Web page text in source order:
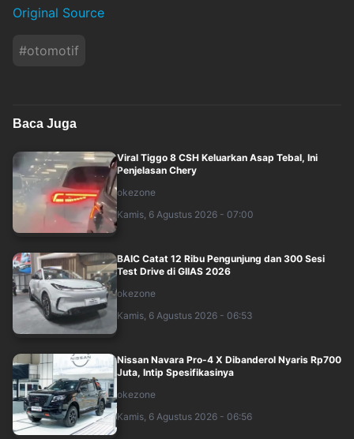
Original Source
#otomotif
Baca Juga
Viral Tiggo 8 CSH Keluarkan Asap Tebal, Ini
Penjelasan Chery
okezone
Kamis, 6 Agustus 2026 - 07:00
BAIC Catat 12 Ribu Pengunjung dan 300 Sesi
Test Drive di GIIAS 2026
okezone
Kamis, 6 Agustus 2026 - 06:53
Nissan Navara Pro-4 X Dibanderol Nyaris Rp700
Juta, Intip Spesifikasinya
okezone
Kamis, 6 Agustus 2026 - 06:56